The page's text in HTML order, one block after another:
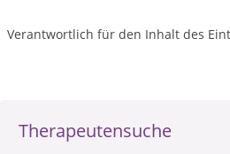
Therapeutensuche
Verantwortlich für den Inhalt des